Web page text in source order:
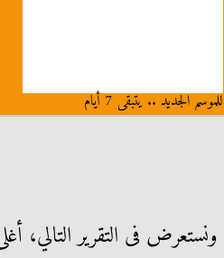
للموسم الجديد .. يتبقى 7 أيام
ونستعرض فى التقرير التالي،